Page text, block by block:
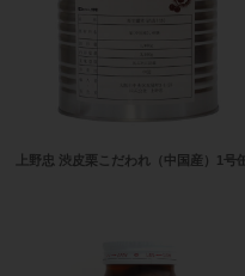
上野忠 渋皮栗こだわれ（中国産）1号缶